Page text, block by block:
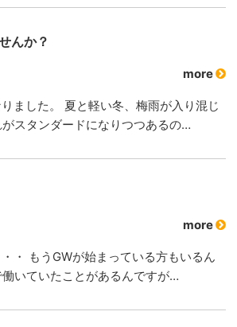
んか？
more
ました。 夏と軽い冬、梅雨が入り混じ
スタンダードになりつつあるの…
more
・ もうGWが始まっている方もいるん
いていたことがあるんですが…